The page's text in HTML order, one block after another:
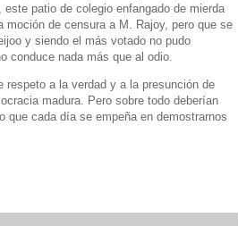
patio de colegio enfangado de mierda
de censura a M. Rajoy, pero que se
y siendo el más votado no pudo
conduce nada más que al odio.
respeto a la verdad y a la presunción de
madura. Pero sobre todo deberían
que cada día se empeña en demostrarnos